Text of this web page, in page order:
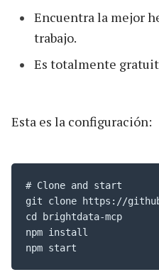
Encuentra la mejor
trabajo.
Es totalmente
Esta es la configuración:
# Clone and start
git clone https://
cd brightdata-mcp
npm install
npm start